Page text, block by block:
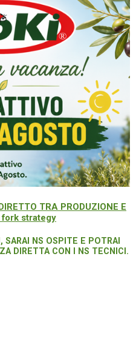
TRA PRODUZIONE E
strategy
SARAI NS OSPITE E POTRAI
DIRETTA CON I NS TECNICI.